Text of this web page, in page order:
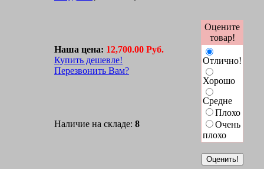
Наша цена: 12,700.00 Руб.
Купить дешевле!
Перезвонить Вам?
Оцените
товар!
Отлично!
Хорошо
Средне
Плохо
Очень
плохо
Наличие на складе: 8